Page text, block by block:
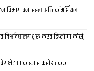
विभाग बना रहल अछि कॉमर्शियल
शुरू करत डिप्लोमा कोर्स,
बेर भेटत एक हजार करोड़ तकक